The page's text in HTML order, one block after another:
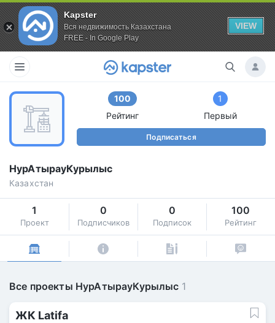
Kapster
Вся недвижимость Казахстана
FREE - In Google Play
VIEW
100
Рейтинг
1
Первый
Подписаться
НурАтырауКурылыс
Казахстан
1
Проект
0
Подписчиков
0
Подписок
100
Рейтинг
Все проекты НурАтырауКурылыс 1
ЖК Latifa